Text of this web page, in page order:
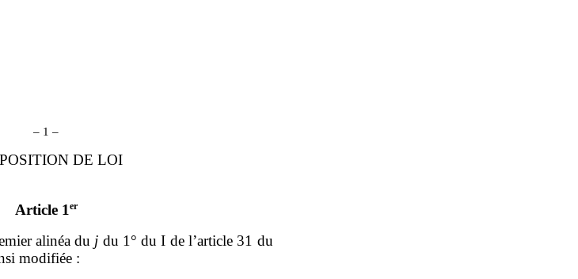
– 1 –
DE LOI
Article 1er
alinéa du j du 1° du I de l’article 31 du
modifiée :